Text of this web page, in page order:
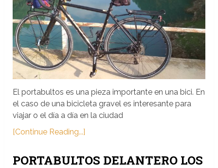
El portabultos es una pieza importante en una bici. En
el caso de una bicicleta gravel es interesante para
viajar o el día a día en la ciudad
[Continue Reading...]
PORTABULTOS DELANTERO LOS